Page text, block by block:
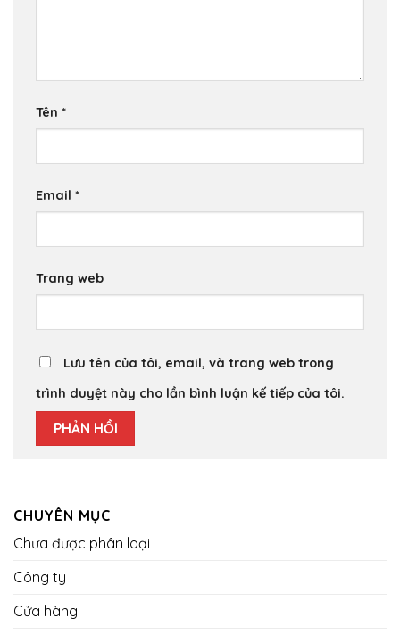
Tên *
Email *
Trang web
Lưu tên của tôi, email, và trang web trong
trình duyệt này cho lần bình luận kế tiếp của tôi.
CHUYÊN MỤC
Chưa được phân loại
Công ty
Cửa hàng